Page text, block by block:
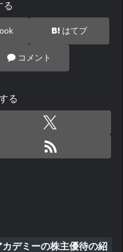
る
はてブ
コメント
る
カデミーの株主優待の紹